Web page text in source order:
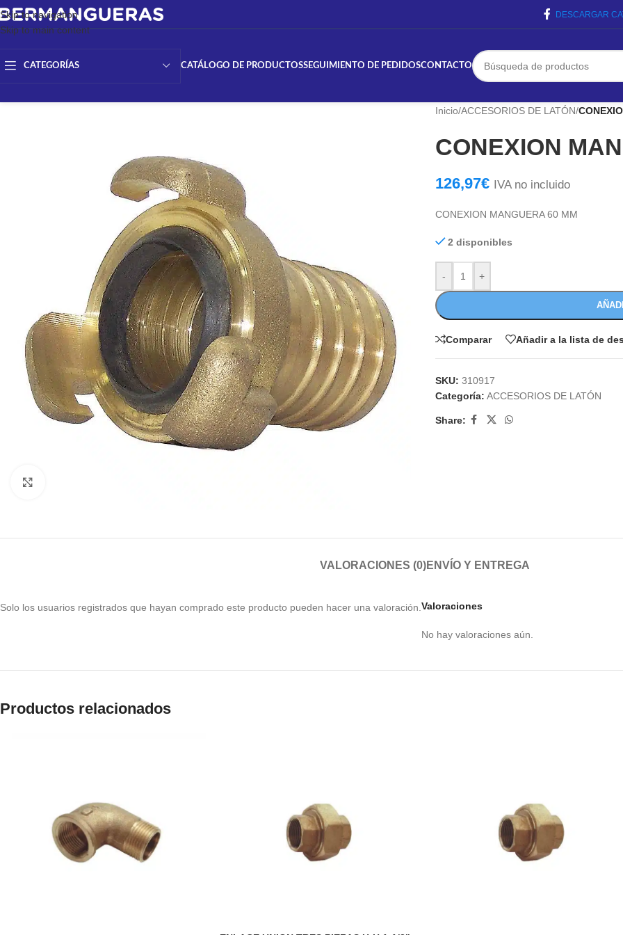
Skip to navigation
Skip to main content
DESCARGAR
CATEGORÍAS CATÁLOGO DE PRODUCTOSSEGUIMIENTO DE PEDIDOSCONTACTO
Inicio/ACCESORIOS DE LATÓN/
CONEXION
126,97€ IVA no incluido
CONEXION MANGUERA 60 MM
2 disponibles
- +
Comparar Añadir a la lista de
SKU: 310917
Categoría: ACCESORIOS DE LATÓN
Share:
VALORACIONES (0)ENVÍO Y ENTREGA
Valoraciones
No hay valoraciones aún.
Solo los usuarios registrados que hayan comprado este producto pueden hacer una valoración.
Productos relacionados